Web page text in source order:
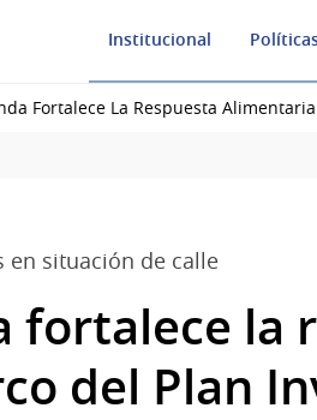
Institucional
Fortalece La Respuesta
en situación de calle
fortalece la
del Plan